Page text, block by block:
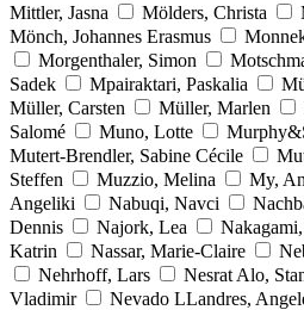
Mittler, Jasna
Mölders, Christa
Mönch, Johannes Erasmus
Morgenthaler, Simon
Sadek
Mpairaktari, Paskalia
Müller, Carsten
Müller, Marlen
Salomé
Muno, Lotte
Mutert-Brendler, Sabine Cécile
Steffen
Muzzio, Melina My,
Angeliki
Nabuqi, Navci
Dennis
Najork, Lea
Katrin
Nassar, Marie-Claire
Nehrhoff, Lars
Nesrat Alo,
Vladimir
Nevado LLandres,